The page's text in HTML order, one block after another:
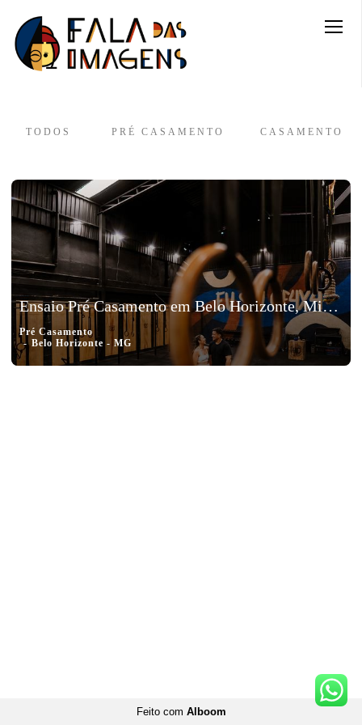
TODOS PRÉ CASAMENTO CASAMENTO
Ensaio Pré Casamento em Belo Horizonte, Minas Gerais - Karol e Vinicius
Pré Casamento
Belo Horizonte - MG
Feito com Alboom